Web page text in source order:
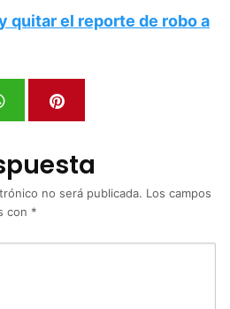
quitar el reporte de robo a
no será publicada. Los campos
con *